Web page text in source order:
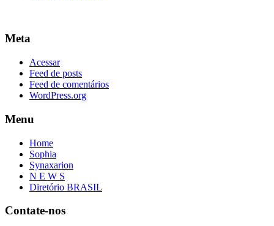
Meta
Acessar
Feed de posts
Feed de comentários
WordPress.org
Menu
Home
Sophia
Synaxarion
N E W S
Diretório BRASIL
Contate-nos